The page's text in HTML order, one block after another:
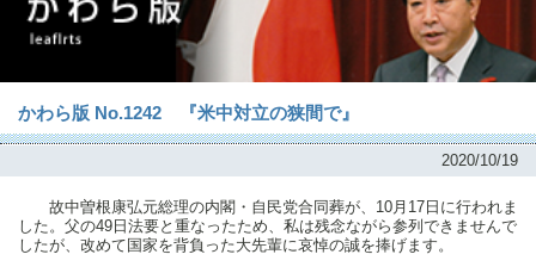
かわら版 No.1242 『米中対立の狭間で』
2020/10/19
故中曽根康弘元総理の内閣・自民党合同葬が、10月17日に行われま
した。父の49日法要と重なったため、私は残念ながら参列できませんで
したが、改めて国家を背負った大先輩に哀悼の誠を捧げます。